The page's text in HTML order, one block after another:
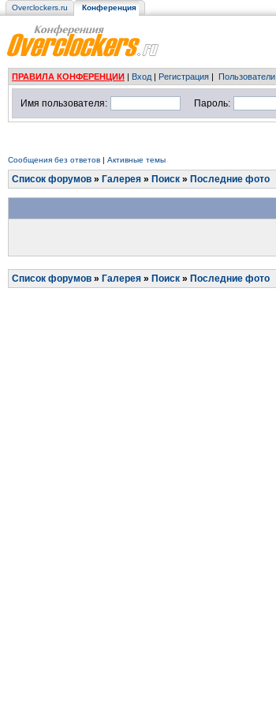
Overclockers.ru Конференция
ПРАВИЛА КОНФЕРЕНЦИИ | Вход | Регистрация | Пользователи
Имя пользователя: Пароль:
Сообщения без ответов | Активные темы
Список форумов » Галерея » Поиск » Последние фото
Список форумов » Галерея » Поиск » Последние фото